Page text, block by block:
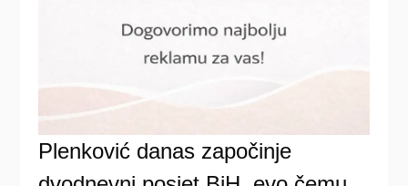
Plenković danas započinje